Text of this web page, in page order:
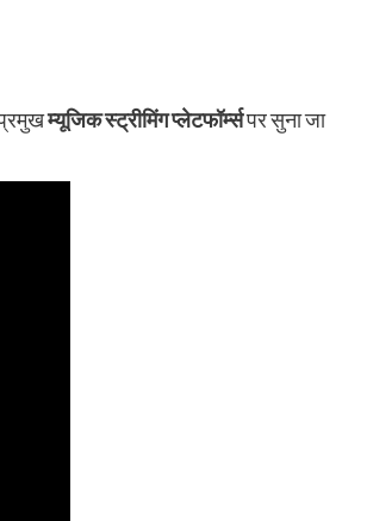
म्यूजिक स्ट्रीमिंग प्लेटफॉर्म्सपर सुना जा